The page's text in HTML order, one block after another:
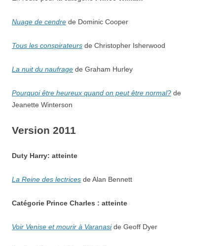
Nuage de cendre de Dominic Cooper
Tous les conspirateurs de Christopher Isherwood
La nuit du naufrage de Graham Hurley
Pourquoi être heureux quand on peut être normal? de
Jeanette Winterson
Version 2011
Duty Harry: atteinte
La Reine des lectrices de Alan Bennett
Catégorie Prince Charles : atteinte
Voir Venise et mourir à Varanaside Geoff Dyer